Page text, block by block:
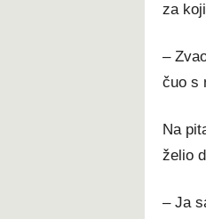
za
–
čuo s
Na
želio
– Ja